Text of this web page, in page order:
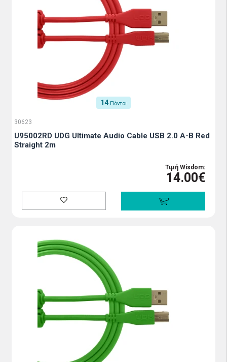
14 Πόντοι
30623
U95002RD UDG Ultimate Audio Cable USB 2.0 A-B Red
Straight 2m
Τιμή Wisdom:
14.00€